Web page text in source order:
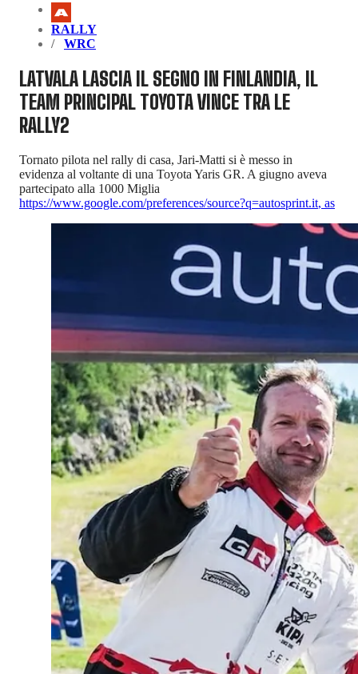
RALLY
WRC
LATVALA LASCIA IL SEGNO IN FINLANDIA, IL
TEAM PRINCIPAL TOYOTA VINCE TRA LE
RALLY2
Tornato pilota nel rally di casa, Jari-Matti si è messo in
evidenza al voltante di una Toyota Yaris GR. A giugno aveva
partecipato alla 1000 Miglia
https://www.google.com/preferences/source?q=autosprint.it, as